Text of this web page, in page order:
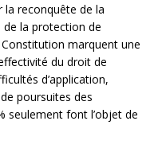
la reconquête de la
de la protection de
Constitution marquent une
du droit de
d’application,
poursuites des
seulement font l’objet de